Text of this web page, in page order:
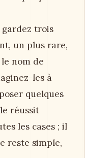
gardez trois
un plus rare,
nom de
les à
quelques
réussit
les cases ; il
reste simple,